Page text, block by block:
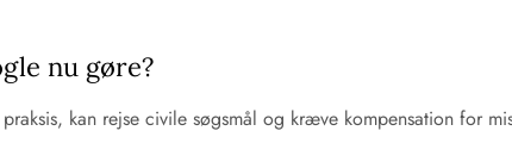
nu gøre?
kan rejse civile søgsmål og kræve kompensation for